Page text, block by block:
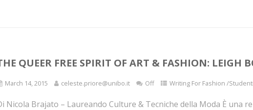
QUEER FREE SPIRIT OF ART & FASHION: LEIGH
March 14, 2015 celeste.priore@unibo.it Off Writing For Fashion /Studenti
Nicola Brajato – Laureando Culture & Tecniche della Moda È una